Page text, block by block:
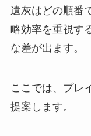
遺灰はどの順番
略効率を重視す
な差が出ます。
ここでは、プレ
提案します。